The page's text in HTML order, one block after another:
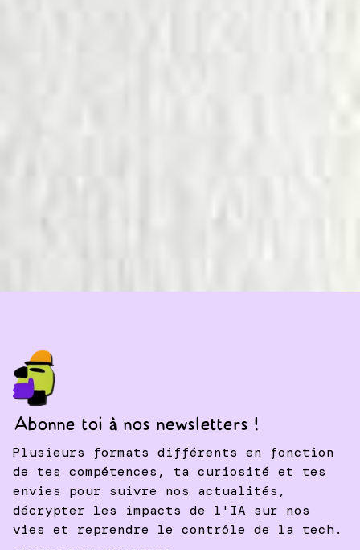
Abonne toi à nos newsletters !
Plusieurs formats différents en fonction
de tes compétences, ta curiosité et tes
envies pour suivre nos actualités,
décrypter les impacts de l'IA sur nos
vies et reprendre le contrôle de la tech.